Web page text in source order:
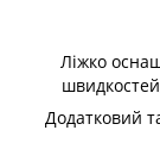
Ліжко
Додатковий